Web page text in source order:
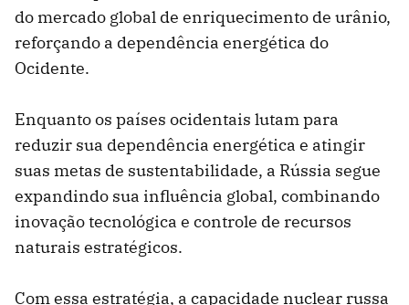
do mercado global de enriquecimento de urânio,
reforçando a dependência energética do
Ocidente.
Enquanto os países ocidentais lutam para
reduzir sua dependência energética e atingir
suas metas de sustentabilidade, a Rússia segue
expandindo sua influência global, combinando
inovação tecnológica e controle de recursos
naturais estratégicos.
Com essa estratégia, a capacidade nuclear russa